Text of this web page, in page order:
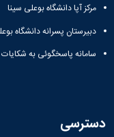
مرکز آپا دانشگاه بوعلی سینا
دبیرستان پسرانه دانشگاه
سامانه پاسخگوئی به
دسترسی